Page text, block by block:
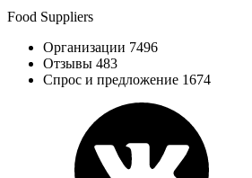
Food Suppliers
Организации 7496
Отзывы 483
Спрос и предложение 1674